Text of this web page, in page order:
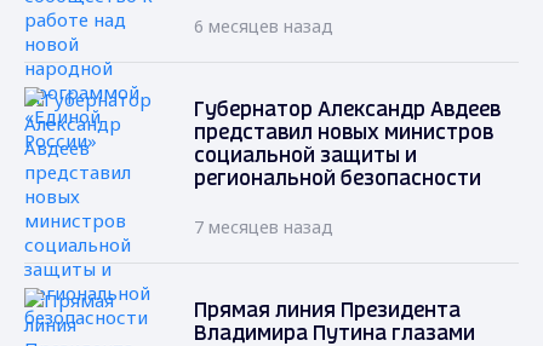
6 месяцев назад
Губернатор Александр Авдеев
представил новых министров
социальной защиты и
региональной безопасности
7 месяцев назад
Прямая линия Президента
Владимира Путина глазами